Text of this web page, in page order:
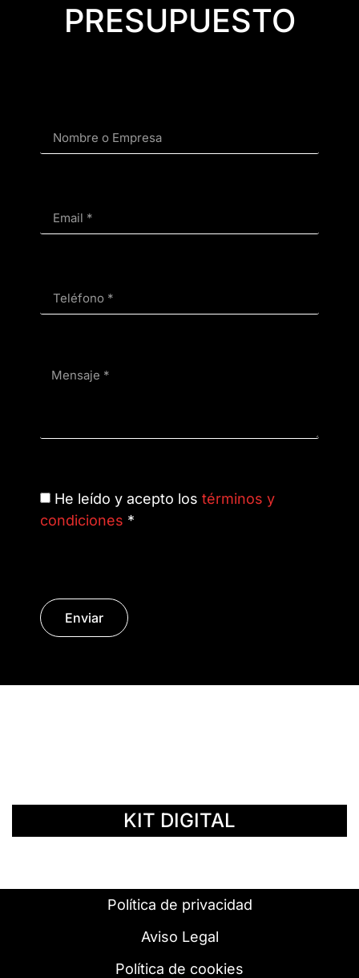
PRESUPUESTO
He leído y acepto los términos y
condiciones *
Enviar
KIT DIGITAL
Política de privacidad
Aviso Legal
Política de cookies